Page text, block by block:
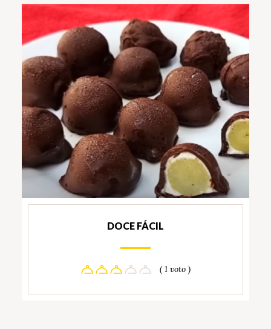
DOCE FÁCIL
( 1 voto )